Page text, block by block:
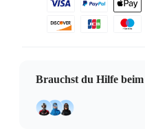
Brauchst du Hilfe